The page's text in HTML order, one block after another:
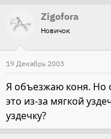
о
т
е
а
ч
Zigofora
Новичок
19 Декабрь 2003
Я объезжаю коня. Но
это из-за мягкой
уздечку?